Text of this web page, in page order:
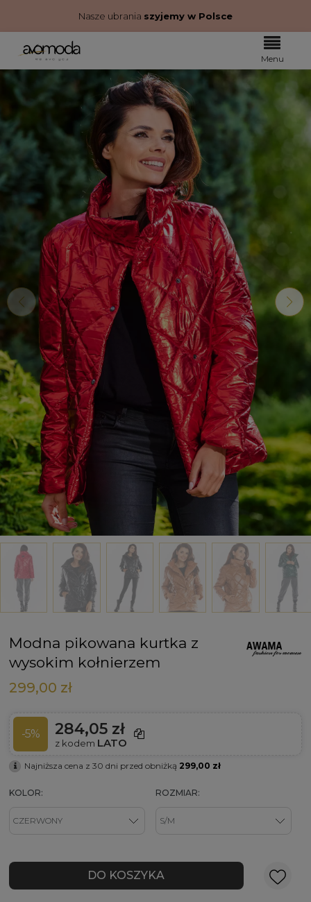
Nasze ubrania szyjemy w Polsce
Modna pikowana kurtka z
wysokim kołnierzem
299,00 zł
-5% 284,05 zł
z kodem LATO
Najniższa cena z 30 dni przed obniżką 299,00 zł
KOLOR: ROZMIAR:
DO KOSZYKA